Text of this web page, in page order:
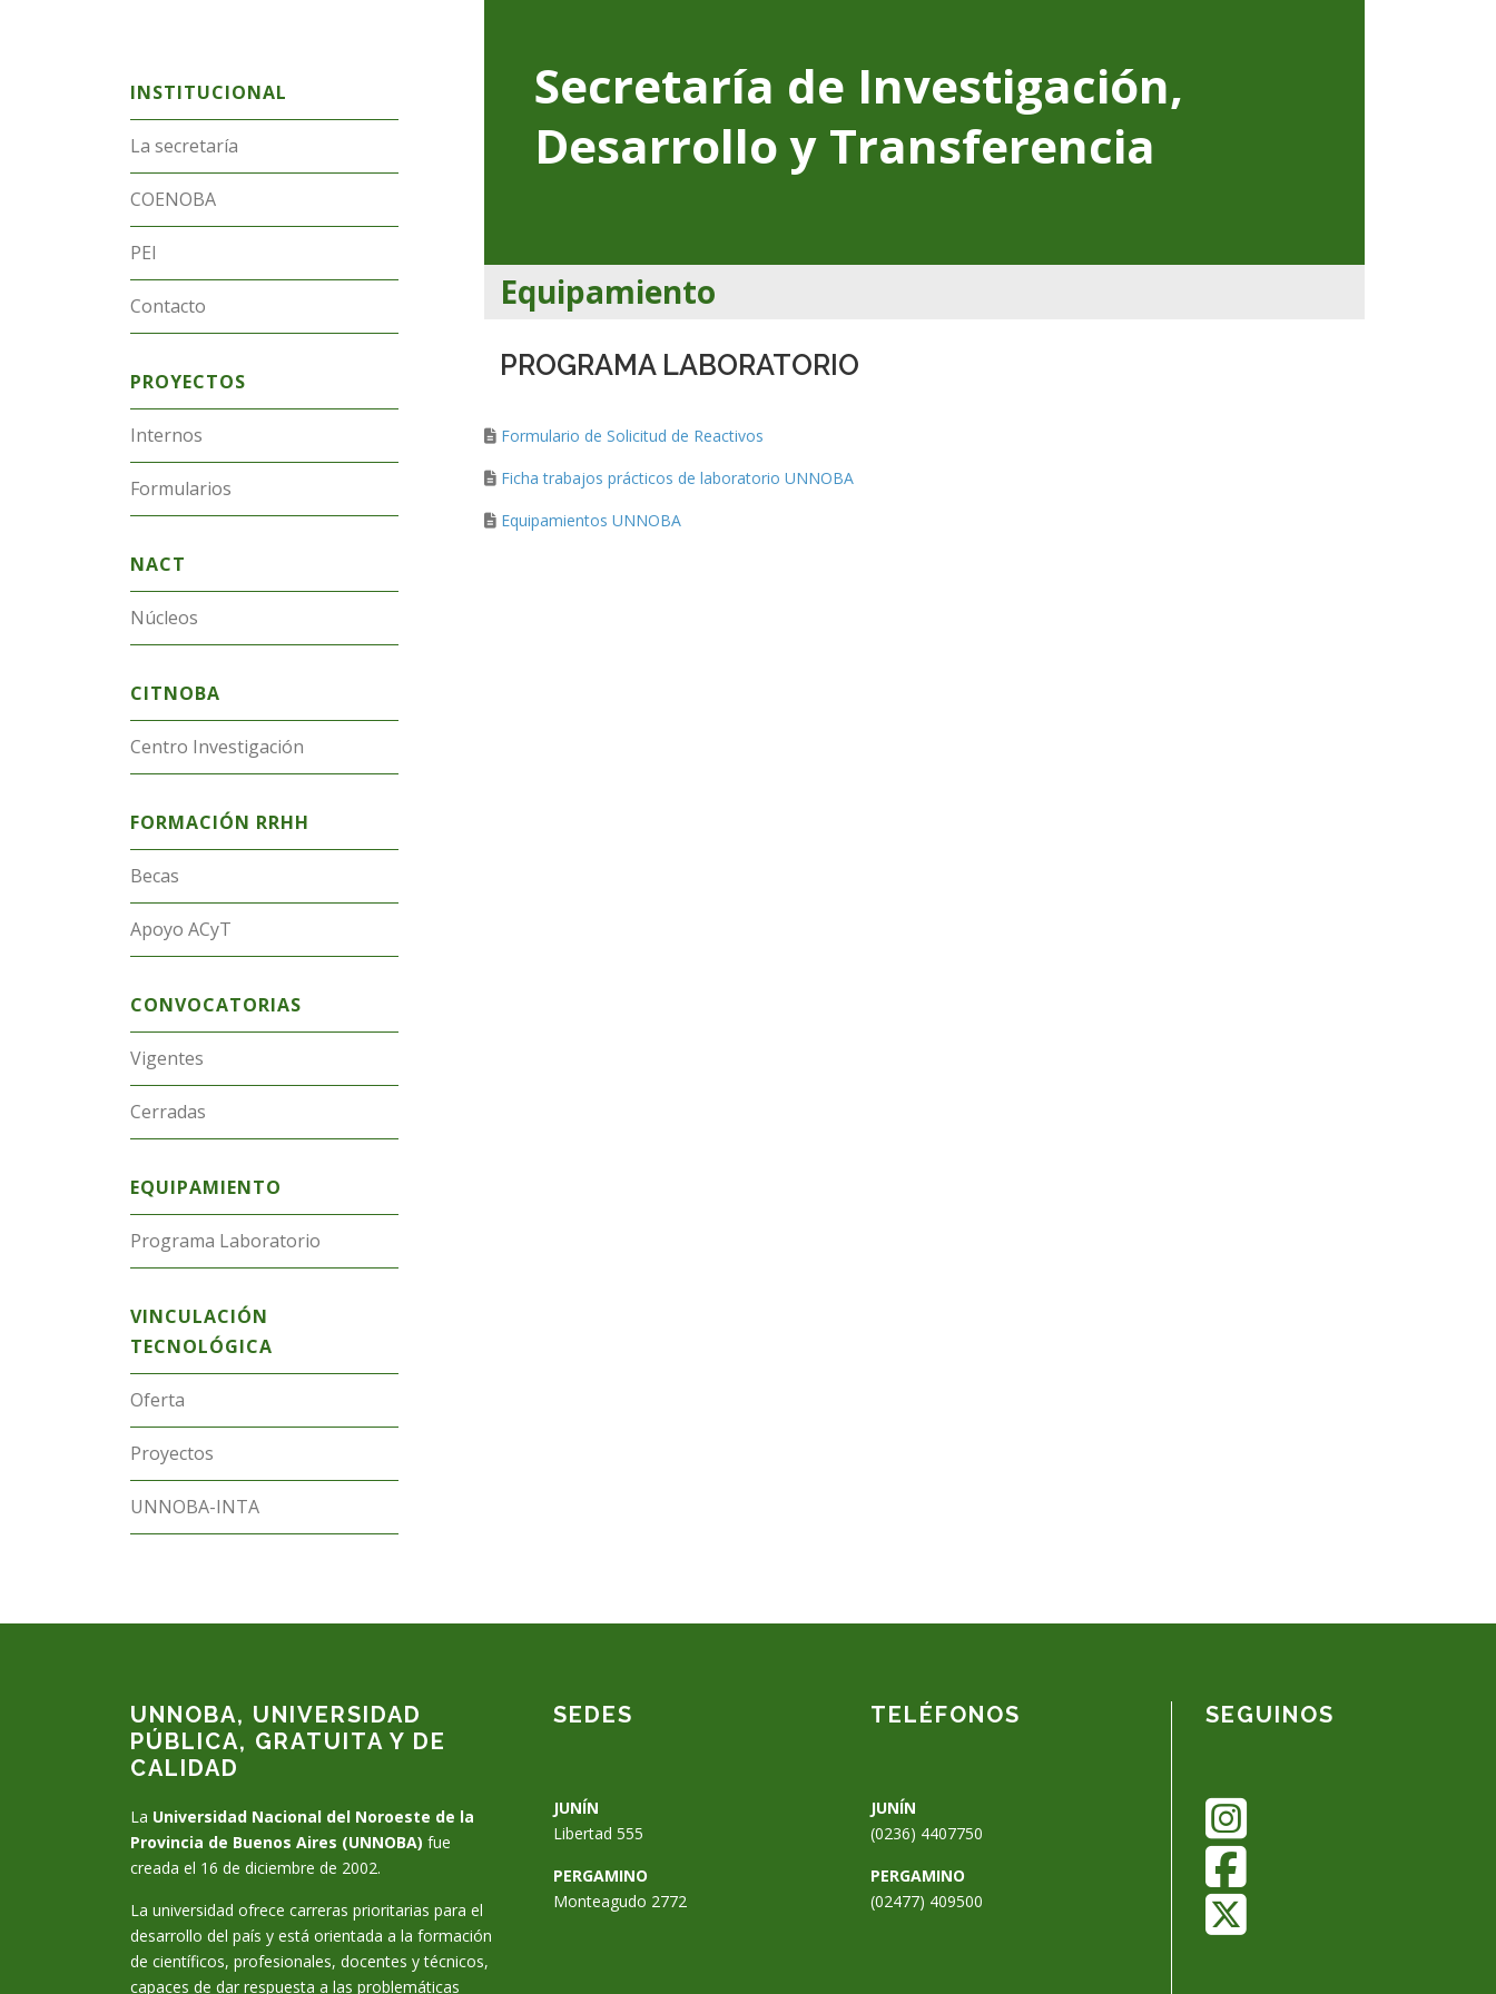
Secretaría de Investigación,
Desarrollo y Transferencia
Equipamiento
PROGRAMA LABORATORIO
Formulario de Solicitud de Reactivos
Ficha trabajos prácticos de laboratorio UNNOBA
Equipamientos UNNOBA
INSTITUCIONAL
La secretaría
COENOBA
PEI
Contacto
PROYECTOS
Internos
Formularios
NACT
Núcleos
CITNOBA
Centro Investigación
FORMACIÓN RRHH
Becas
Apoyo ACyT
CONVOCATORIAS
Vigentes
Cerradas
EQUIPAMIENTO
Programa Laboratorio
VINCULACIÓN
TECNOLÓGICA
Oferta
Proyectos
UNNOBA-INTA
UNNOBA, UNIVERSIDAD
PÚBLICA, GRATUITA Y DE
CALIDAD
La Universidad Nacional del Noroeste de la
Provincia de Buenos Aires (UNNOBA) fue
creada el 16 de diciembre de 2002.
La universidad ofrece carreras prioritarias para el
desarrollo del país y está orientada a la formación
de científicos, profesionales, docentes y técnicos,
capaces de dar respuesta a las problemáticas
SEDES
JUNÍN
Libertad 555
PERGAMINO
Monteagudo 2772
TELÉFONOS
JUNÍN
(0236) 4407750
PERGAMINO
(02477) 409500
SEGUINOS